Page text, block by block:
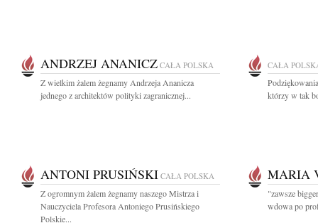
ANDRZEJ ANANICZ CAŁA POLSKA
Z wielkim żalem żegnamy Andrzeja Ananicza
jednego z architektów polityki zagranicznej...
CAŁA
którzy w tak
ANTONI PRUSIŃSKI CAŁA POLSKA
Z ogromnym żalem żegnamy naszego Mistrza i
Nauczyciela Profesora Antoniego Prusińskiego
Polskie...
MARIA
"zawsze
wdowa po